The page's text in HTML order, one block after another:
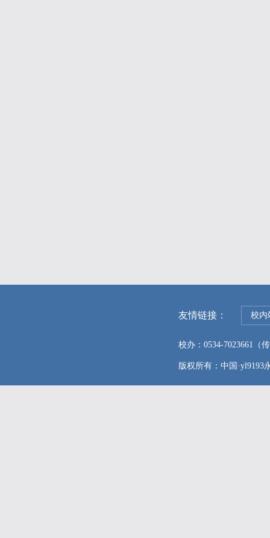
友情链接： 校内
校办：0534-7023661（
版权所有：中国·yl9193